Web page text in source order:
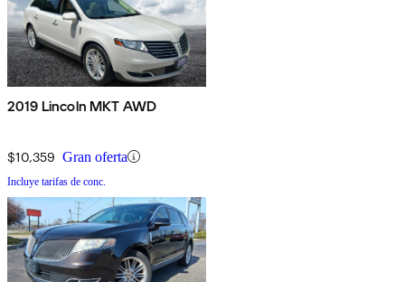
2019 Lincoln MKT AWD
$10,359 Gran oferta
Incluye tarifas de conc.